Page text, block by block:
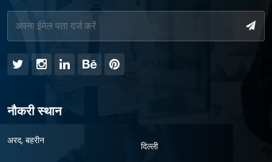
नौकरी स्थान
अरद, बहरीन दिल्ली